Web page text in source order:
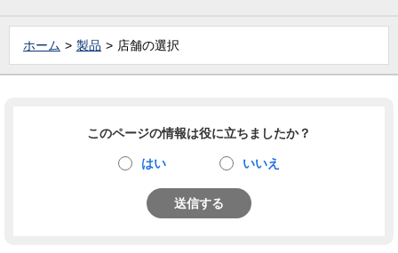
ホーム 製品 店舗の選択
このページの情報は役に立ちましたか？
はい いいえ
送信する